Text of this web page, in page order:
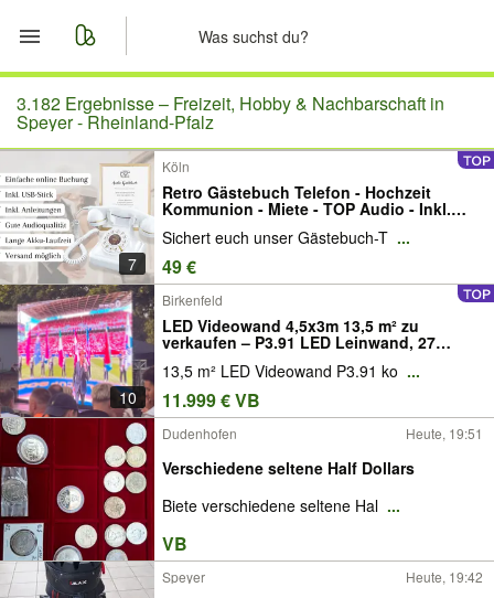
Start
Merkliste
Nachrichten
Anzeige aufgeben
3.182 Ergebnisse – Freizeit, Hobby & Nachbarschaft in
Speyer - Rheinland-Pfalz
7
Köln
Retro Gästebuch Telefon - Hochzeit
Kommunion - Miete - TOP Audio - Inkl.
gerahmter Anleitung - Audio Gästebuch -
inkl. Versand & Rückversand
Sichert euch unser Gästebuch-T ...
49 €
10
Birkenfeld
LED Videowand 4,5x3m 13,5 m² zu
verkaufen – P3.91 LED Leinwand, 27
Module, NovaStar Controller, Flightcases,
Public Viewing & Eventtechnik
13,5 m² LED Videowand P3.91 ko ...
11.999 € VB
Dudenhofen Heute, 19:51
Verschiedene seltene Half Dollars
Biete verschiedene seltene Hal ...
VB
Speyer Heute, 19:42